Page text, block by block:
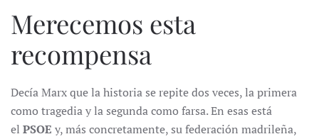
Merecemos esta
recompensa
Decía Marx que la historia se repite dos veces, la primera
como tragedia y la segunda como farsa. En esas está
el PSOE y, más concretamente, su federación madrileña,